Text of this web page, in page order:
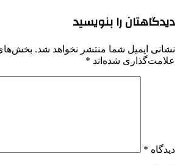
دیدگاهتان را بنویسید
نشانی ایمیل شما منتشر نخواهد شد. بخش‌های
علامت‌گذاری شده‌اند *
دیدگاه *